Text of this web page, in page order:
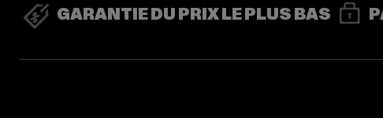
GARANTIE DU PRIX LE PLUS BAS